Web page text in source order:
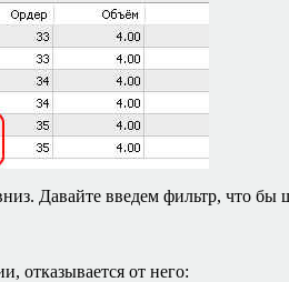
Давайте введем фильтр, что бы
отказывается от него: